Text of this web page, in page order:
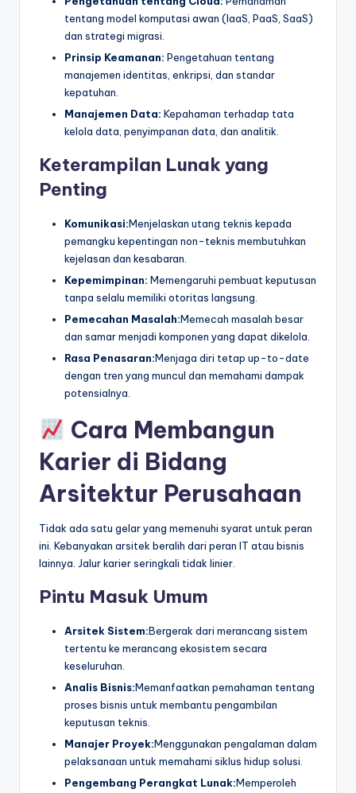
tentang model komputasi awan (IaaS, PaaS, SaaS)
dan strategi migrasi.
Prinsip Keamanan: Pengetahuan tentang
manajemen identitas, enkripsi, dan standar
kepatuhan.
Manajemen Data: Kepahaman terhadap tata
kelola data, penyimpanan data, dan analitik.
Keterampilan Lunak yang
Penting
Komunikasi:Menjelaskan utang teknis kepada
pemangku kepentingan non-teknis membutuhkan
kejelasan dan kesabaran.
Kepemimpinan: Memengaruhi pembuat keputusan
tanpa selalu memiliki otoritas langsung.
Pemecahan Masalah:Memecah masalah besar
dan samar menjadi komponen yang dapat dikelola.
Rasa Penasaran:Menjaga diri tetap up-to-date
dengan tren yang muncul dan memahami dampak
potensialnya.
Cara Membangun
Karier di Bidang
Arsitektur Perusahaan
Tidak ada satu gelar yang memenuhi syarat untuk peran
ini. Kebanyakan arsitek beralih dari peran IT atau bisnis
lainnya. Jalur karier seringkali tidak linier.
Pintu Masuk Umum
Arsitek Sistem:Bergerak dari merancang sistem
tertentu ke merancang ekosistem secara
keseluruhan.
Analis Bisnis:Memanfaatkan pemahaman tentang
proses bisnis untuk membantu pengambilan
keputusan teknis.
Manajer Proyek:Menggunakan pengalaman dalam
pelaksanaan untuk memahami siklus hidup solusi.
Pengembang Perangkat Lunak:Memperoleh